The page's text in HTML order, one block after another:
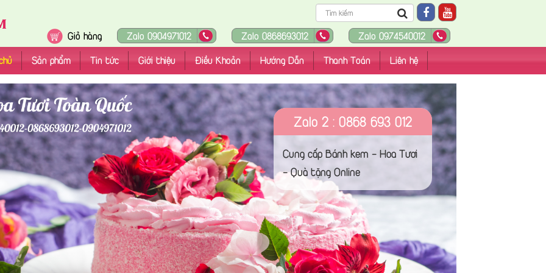
Giỏ hàng Zalo 0904971012 Zalo 0868693012
Zalo 0974540012
Sản phẩm Tin tức Giới thiệu Điều Khoản Hướng Dẫn Thanh Toán Liên hệ
Zalo 2 : 0868 693 012
Cung cấp Bánh kem - Hoa Tươi
- Quà tặng Online